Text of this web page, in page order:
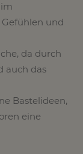
und
da durch
auch das
Bastelideen,
eine